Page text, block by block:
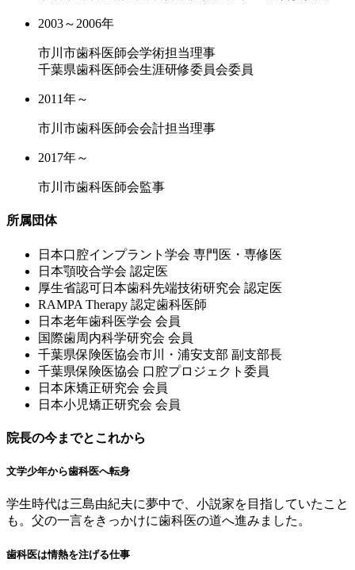
2003～2006年
市川市歯科医師会学術担当理事
千葉県歯科医師会生涯研修委員会委員
2011年～
市川市歯科医師会会計担当理事
2017年～
市川市歯科医師会監事
所属団体
⽇本⼝腔インプラント学会 専⾨医・専修医
⽇本顎咬合学会 認定医
厚⽣省認可⽇本⻭科先端技術研究会 認定医
RAMPA Therapy 認定⻭科医師
⽇本⽼年⻭科医学会 会員
国際⻭周内科学研究会 会員
千葉県保険医協会市川・浦安⽀部 副⽀部⻑
千葉県保険医協会 ⼝腔プロジェクト委員
⽇本床矯正研究会 会員
⽇本⼩児矯正研究会 会員
院長の今までとこれから
文学少年から歯科医へ転身
学生時代は三島由紀夫に夢中で、小説家を目指していたこと
も。父の一言をきっかけに歯科医の道へ進みました。
歯科医は情熱を注げる仕事